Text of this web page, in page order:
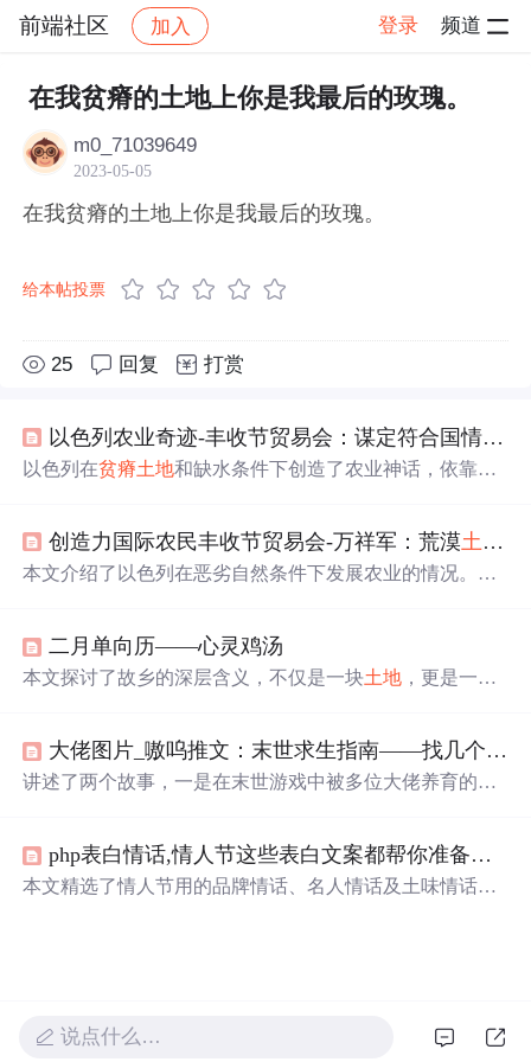
前端社区 加入 登录 频道
社区 前端社区 感慨 帖子详情
在我贫瘠的土地上你是我最后的玫瑰。
m0_71039649
2023-05-05
在我贫瘠的土地上你是我最后的玫瑰。
给本帖投票
25 回复 打赏
以色列农业奇迹-丰收节贸易会：谋定符合国情制度和方式
以色列在贫瘠土地和缺水条件下创造了农业神话，依靠高
养活大量人口，农业出口占全国出口比例可观。同时，以
色列农业的制度创新，如基布兹和合作社模式，也是其成
创造力国际农民丰收节贸易会-万祥军：荒漠土地
本文介绍了以色列在恶劣自然条件下发展农业的情况。该
等。还列举了众多农业高科技企业，展现了其农业科技的
领先地位。
二月单向历——心灵鸡汤
本文探讨了故乡的深层含义，不仅是一块土地 ，更是一种
品和电影中的名言，引导读者思考人生的意义和归属感。大佬图片_嗷呜推文：末世求生指南——找几个愿意云养女儿的大佬就好了
讲述了两个故事，一是在末世游戏中被多位大佬养育的女
php表白情话,情人节这些表白文案都帮你准备好了，就怕你还没对象（捂脸）
本文精选了情人节用的品牌情话、名人情话及土味情话，
说点什么…